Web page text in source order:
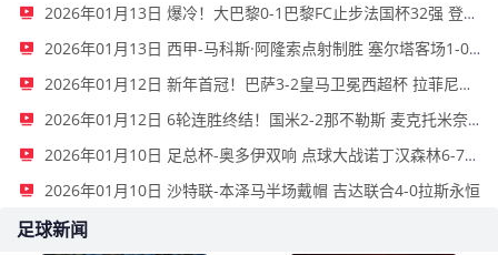
2026年01月13日 爆冷！大巴黎0-1巴黎FC止步法国杯32强 登贝莱失单刀埃梅里中框
2026年01月13日 西甲-马科斯·阿隆索点射制胜 塞尔塔客场1-0塞维利亚
2026年01月12日 新年首冠！巴萨3-2皇马卫冕西超杯 拉菲尼亚双响维尼修斯一条龙
2026年01月12日 6轮连胜终结！国米2-2那不勒斯 麦克托米奈双响恰20点射孔蒂染红
2026年01月10日 足总杯-奥多伊双响 点球大战诺丁汉森林6-7雷克瑟姆
2026年01月10日 沙特联-本泽马半场戴帽 吉达联合4-0拉斯永恒
足球新闻